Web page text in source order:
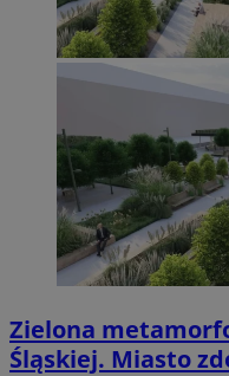
Zielona
Śląskiej. Miasto